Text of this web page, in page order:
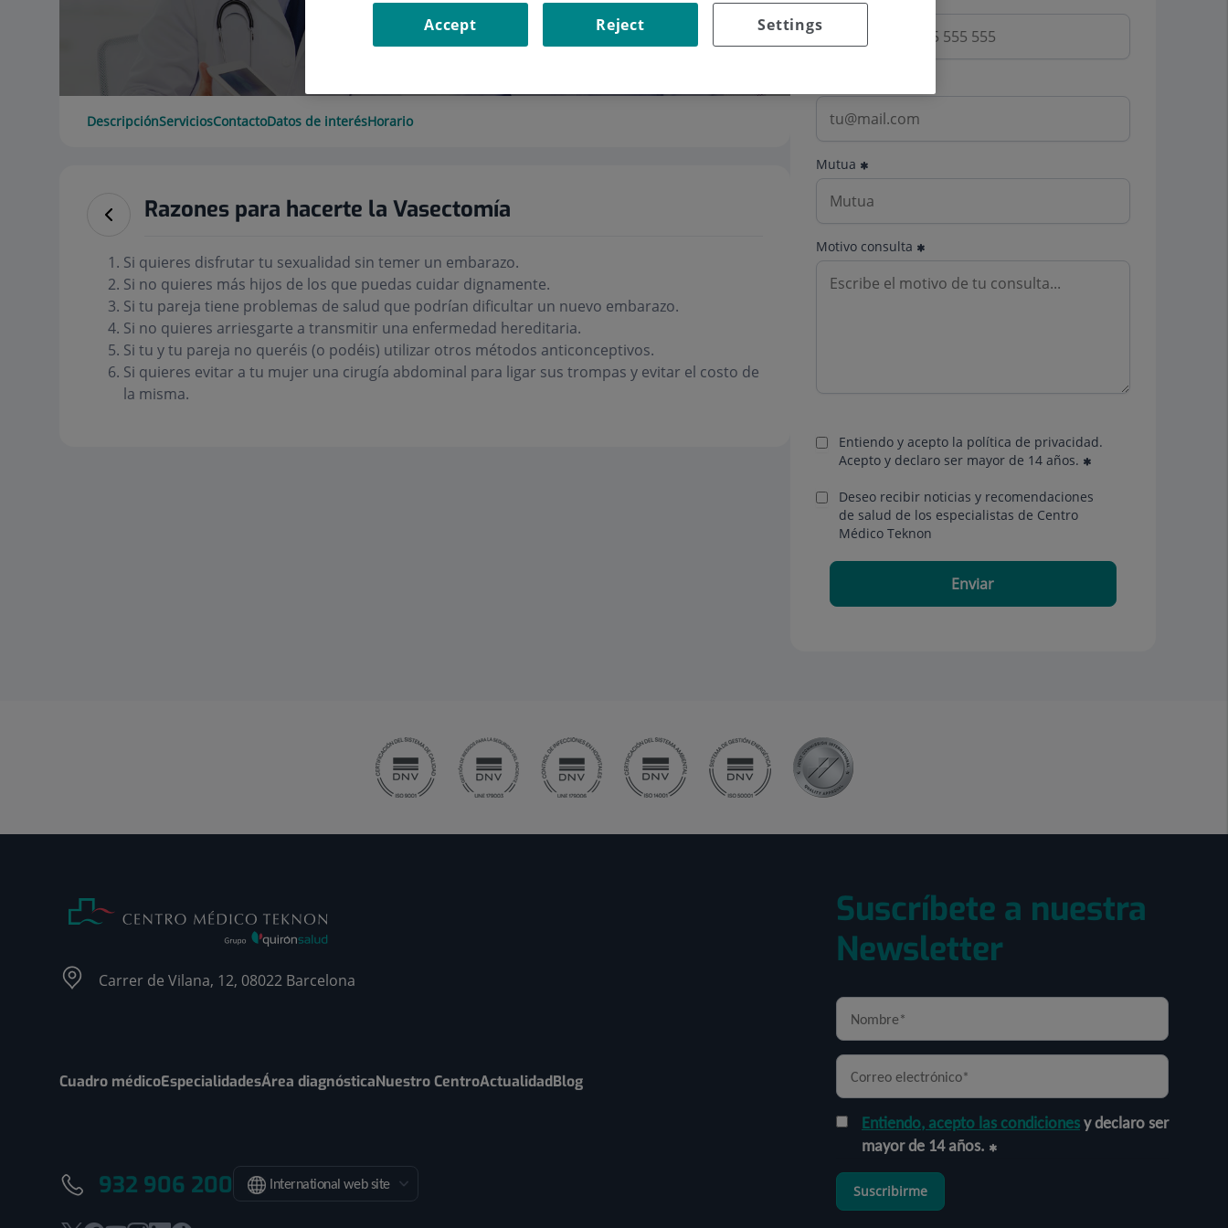
DescripciónServiciosContactoDatos de interésHorario
Razones para hacerte la Vasectomía
Si quieres disfrutar tu sexualidad sin temer un embarazo.
Si no quieres más hijos de los que puedas cuidar dignamente.
Si tu pareja tiene problemas de salud que podrían dificultar un nuevo embarazo.
Si no quieres arriesgarte a transmitir una enfermedad hereditaria.
Si tu y tu pareja no queréis (o podéis) utilizar otros métodos anticonceptivos.
Si quieres evitar a tu mujer una cirugía abdominal para ligar sus trompas y evitar el costo de
la misma.
Mutua
Motivo consulta
Entiendo y acepto la política de privacidad.
Acepto y declaro ser mayor de 14 años.
Deseo recibir noticias y recomendaciones
de salud de los especialistas de Centro
Médico Teknon
Enviar
Carrer de Vilana, 12, 08022 Barcelona
Cuadro médicoEspecialidadesÁrea diagnósticaNuestro CentroActualidadBlog
932 906 200 International web site
Suscríbete a nuestra
Newsletter
Entiendo, acepto las condicionesy declaro ser
mayor de 14 años.
Suscribirme
Settings
Reject
Accept